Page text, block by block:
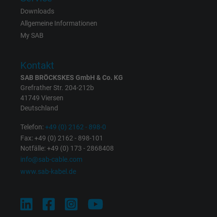
Name test_cookie, Google DoubleClick
Laufzeit
Zweck
Enthält eine zufällig generierte Benutzer-ID.
domänenübergreifend erkennen und
personalisierte Werbung anzeigen.
Name
Anbieter Google LLC, Google Ads
Downloads
Allgemeine Informationen
My SAB
Kontakt
SAB BRÖCKSKES GmbH & Co. KG
Grefrather Str. 204-212b
41749 Viersen
Deutschland
Telefon:+49 (0) 2162 - 898-0
Fax: +49 (0) 2162 - 898-101
Notfälle: +49 (0) 173 - 2868408
info@sab-cable.com
www.sab-kabel.de